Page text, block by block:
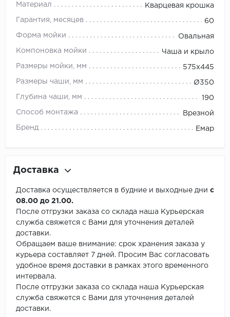
Материал Кварцевая крошка
Гарантия, месяцев 60
Форма мойки Овальная
Компоновка мойки Чаша и крыло
Размеры мойки, мм 575х445
Размеры чаши, мм Ø350
Глубина чаши, мм 190
Способ монтажа Врезной
Бренд Емар
Доставка
Доставка осуществляется в будние и выходные дни с
08.00 до 21.00.
После отгрузки заказа со склада наша Курьерская
служба свяжется с Вами для уточнения деталей
доставки.
Обращаем ваше внимание: срок хранения заказа у
курьера составляет 7 дней. Просим Вас согласовать
удобное время доставки в рамках этого временного
интервала.
После отгрузки заказа со склада наша Курьерская
служба свяжется с Вами для уточнения деталей
доставки.